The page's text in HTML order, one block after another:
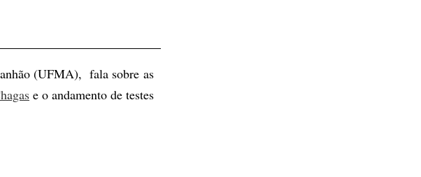
(UFMA), fala sobre as
e o andamento de testes